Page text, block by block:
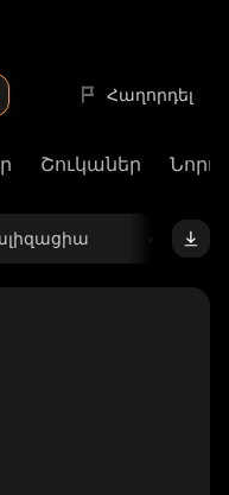
Հաղորդել
Շուկաներ